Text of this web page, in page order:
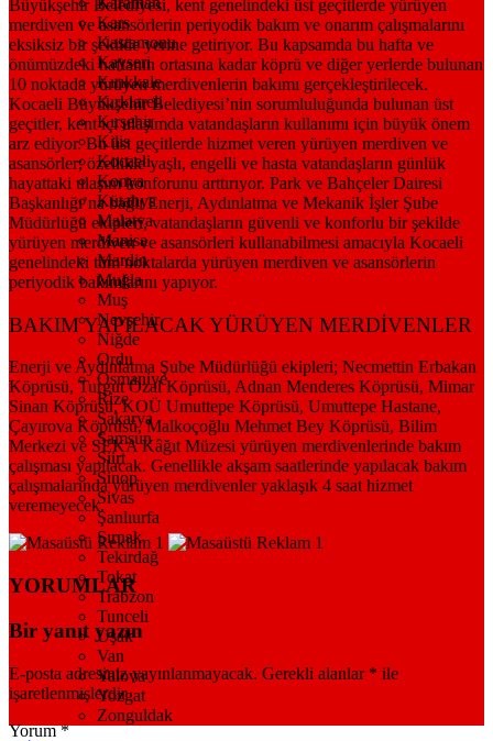
Kars
Kastamonu
Kayseri
Kırıkkale
Kırklareli
Kırşehir
Kilis
Kocaeli
Konya
Kütahya
Malatya
Manisa
Mardin
Muğla
Muş
Nevşehir
Niğde
Ordu
Osmaniye
Rize
Sakarya
Samsun
Siirt
Sinop
Sivas
Şanlıurfa
Şırnak
Tekirdağ
Tokat
Trabzon
Tunceli
Uşak
Van
Yalova
Yozgat
Zonguldak
Büyükşehir Belediyesi, kent genelindeki üst geçitlerde yürüyen
merdiven ve asansörlerin periyodik bakım ve onarım çalışmalarını
eksiksiz bir şekilde yerine getiriyor. Bu kapsamda bu hafta ve
önümüzdeki haftanın ortasına kadar köprü ve diğer yerlerde bulunan
10 noktada yürüyen merdivenlerin bakımı gerçekleştirilecek.
Kocaeli Büyükşehir Belediyesi’nin sorumluluğunda bulunan üst
geçitler, kent içi ulaşımda vatandaşların kullanımı için büyük önem
arz ediyor. Bu üst geçitlerde hizmet veren yürüyen merdiven ve
asansörler; özellikle yaşlı, engelli ve hasta vatandaşların günlük
hayattaki ulaşım konforunu arttırıyor. Park ve Bahçeler Dairesi
Başkanlığı’na bağlı Enerji, Aydınlatma ve Mekanik İşler Şube
Müdürlüğü ekipleri, vatandaşların güvenli ve konforlu bir şekilde
yürüyen merdiven ve asansörleri kullanabilmesi amacıyla Kocaeli
genelindeki tüm noktalarda yürüyen merdiven ve asansörlerin
periyodik bakımlarını yapıyor.
BAKIM YAPILACAK YÜRÜYEN MERDİVENLER
Enerji ve Aydınlatma Şube Müdürlüğü ekipleri; Necmettin Erbakan
Köprüsü, Turgut Özal Köprüsü, Adnan Menderes Köprüsü, Mimar
Sinan Köprüsü, KOÜ Umuttepe Köprüsü, Umuttepe Hastane,
Çayırova Köprüsü, Malkoçoğlu Mehmet Bey Köprüsü, Bilim
Merkezi ve SEKA Kâğıt Müzesi yürüyen merdivenlerinde bakım
çalışması yapılacak. Genellikle akşam saatlerinde yapılacak bakım
çalışmalarında yürüyen merdivenler yaklaşık 4 saat hizmet
veremeyecek.
YORUMLAR
Bir yanıt yazın
E-posta adresiniz yayınlanmayacak. Gerekli alanlar * ile
işaretlenmişlerdir
Yorum*